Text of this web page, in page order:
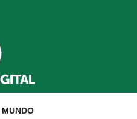
MUNDO